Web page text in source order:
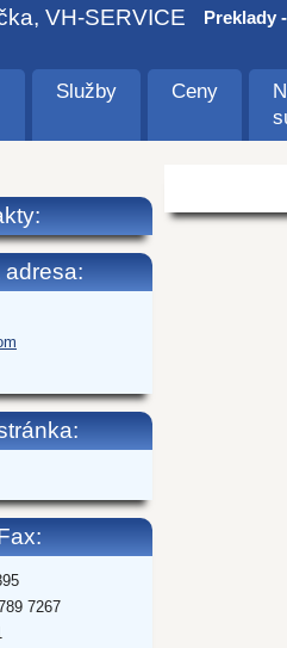
VH-SERVICE Preklady
Služby Ceny
adresa:
7267